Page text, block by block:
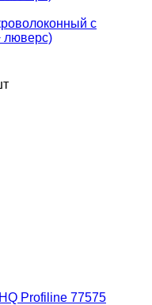
с
люверс)